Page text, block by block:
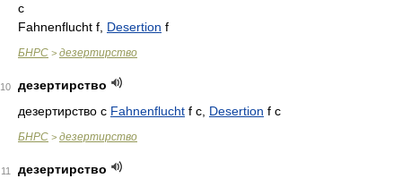
с
Fahnenflucht f, Desertion f
БНРС > дезертирство
10
дезертирство
дезертирство с Fahnenflucht f c, Desertion f c
БНРС > дезертирство
11
дезертирство